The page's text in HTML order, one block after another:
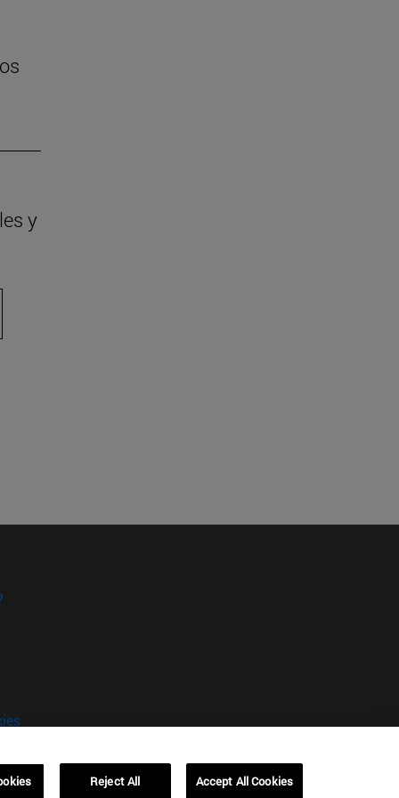
y
Reject All Accept All Cookies